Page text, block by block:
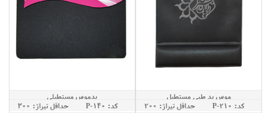
موس پد طبی مستطیل
کد: P-210
حداقل تيراژ: 200
پدموس مستطیلی
کد: P-140
حداقل تيراژ: 300